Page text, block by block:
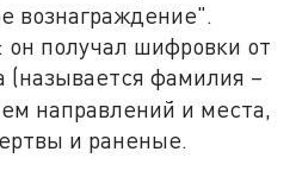
вознаграждение".
получал шифровки от
(называется фамилия –
направлений и места,
и раненые.